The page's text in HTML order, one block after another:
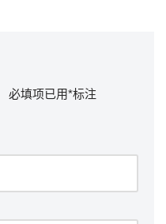
必填项已用*标注